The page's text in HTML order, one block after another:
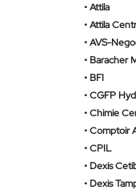
•Attila
•Attila
• AVS-
• Baracher
• BFI
•CGFP
•Chimie
• Comptoir
•CPIL
• Dexis
• Dexis